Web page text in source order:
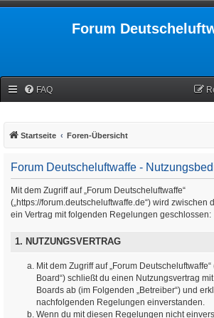
Forum
FAQ
Startseite Foren-Übersicht
Forum Deutscheluftwaffe -
Mit dem Zugriff auf „Forum Deutscheluftwaffe“
(„https://forum.deutscheluftwaffe.de“) wird zwischen
ein Vertrag mit folgenden Regelungen geschlossen:
1. NUTZUNGSVERTRAG
Mit dem Zugriff auf „Forum
Board“) schließt du einen Nutzungsvertrag
Boards ab (im Folgenden „Betreiber“) und
nachfolgenden Regelungen einverstanden.
Wenn du mit diesen Regelungen nicht